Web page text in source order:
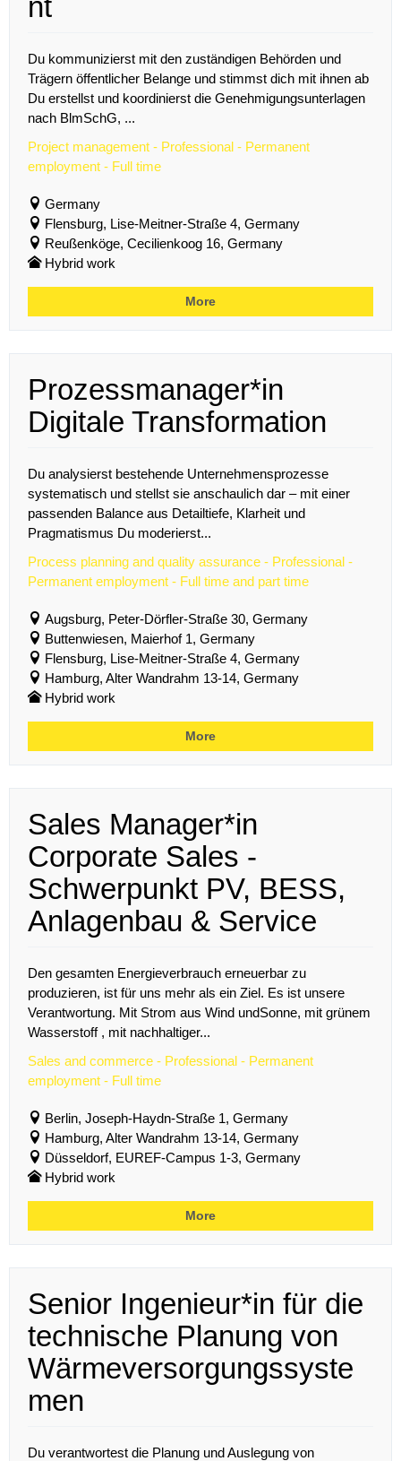
Du kommunizierst mit den zuständigen Behörden und
Trägern öffentlicher Belange und stimmst dich mit ihnen ab
Du erstellst und koordinierst die Genehmigungsunterlagen
nach BlmSchG, ...
Project management - Professional - Permanent
employment - Full time
Germany
Flensburg, Lise-Meitner-Straße 4, Germany
Reußenköge, Cecilienkoog 16, Germany
Hybrid work
More
Prozessmanager*in
Digitale Transformation
Du analysierst bestehende Unternehmensprozesse
systematisch und stellst sie anschaulich dar – mit einer
passenden Balance aus Detailtiefe, Klarheit und
Pragmatismus Du moderierst...
Process planning and quality assurance - Professional -
Permanent employment - Full time and part time
Augsburg, Peter-Dörfler-Straße 30, Germany
Buttenwiesen, Maierhof 1, Germany
Flensburg, Lise-Meitner-Straße 4, Germany
Hamburg, Alter Wandrahm 13-14, Germany
Hybrid work
More
Sales Manager*in
Corporate Sales -
Schwerpunkt PV, BESS,
Anlagenbau & Service
Den gesamten Energieverbrauch erneuerbar zu
produzieren, ist für uns mehr als ein Ziel. Es ist unsere
Verantwortung. Mit Strom aus Wind undSonne, mit grünem
Wasserstoff , mit nachhaltiger...
Sales and commerce - Professional - Permanent
employment - Full time
Berlin, Joseph-Haydn-Straße 1, Germany
Hamburg, Alter Wandrahm 13-14, Germany
Düsseldorf, EUREF-Campus 1-3, Germany
Hybrid work
More
Senior Ingenieur*in für die
technische Planung von
Wärmeversorgungssyste
men
Du verantwortest die Planung und Auslegung von